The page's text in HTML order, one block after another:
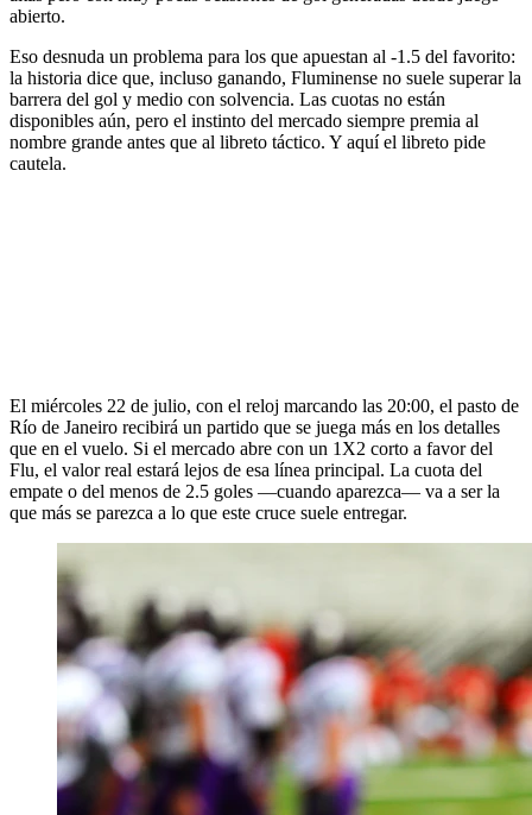
abierto.
Eso desnuda un problema para los que apuestan al -1.5 del favorito:
la historia dice que, incluso ganando, Fluminense no suele superar la
barrera del gol y medio con solvencia. Las cuotas no están
disponibles aún, pero el instinto del mercado siempre premia al
nombre grande antes que al libreto táctico. Y aquí el libreto pide
cautela.
El miércoles 22 de julio, con el reloj marcando las 20:00, el pasto de
Río de Janeiro recibirá un partido que se juega más en los detalles
que en el vuelo. Si el mercado abre con un 1X2 corto a favor del
Flu, el valor real estará lejos de esa línea principal. La cuota del
empate o del menos de 2.5 goles —cuando aparezca— va a ser la
que más se parezca a lo que este cruce suele entregar.